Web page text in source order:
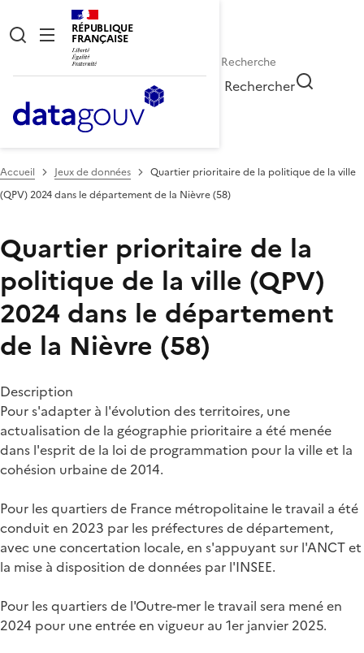
RÉPUBLIQUE
FRANÇAISE
Rechercher
Accueil Jeux de données
Quartier prioritaire de la politique de la ville
(QPV) 2024 dans le département de la Nièvre (58)
Quartier prioritaire de la
politique de la ville (QPV)
2024 dans le département
de la Nièvre (58)
Description
Pour s'adapter à l'évolution des territoires, une
actualisation de la géographie prioritaire a été menée
dans l'esprit de la loi de programmation pour la ville et la
cohésion urbaine de 2014.
Pour les quartiers de France métropolitaine le travail a été
conduit en 2023 par les préfectures de département,
avec une concertation locale, en s'appuyant sur l'ANCT et
la mise à disposition de données par l'INSEE.
Pour les quartiers de l'Outre-mer le travail sera mené en
2024 pour une entrée en vigueur au 1er janvier 2025.